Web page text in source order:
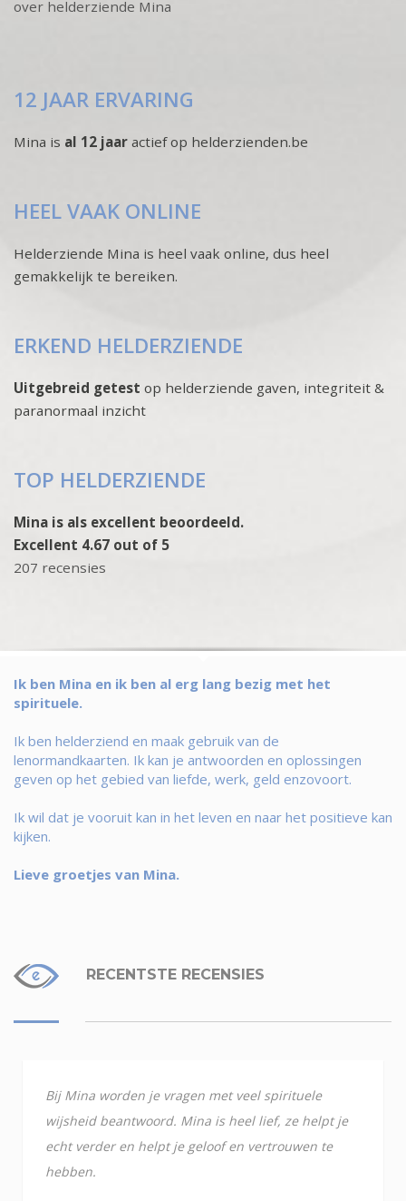
over helderziende Mina
12 JAAR ERVARING
Mina is al 12 jaar actief op helderzienden.be
HEEL VAAK ONLINE
Helderziende Mina is heel vaak online, dus heel
gemakkelijk te bereiken.
ERKEND HELDERZIENDE
Uitgebreid getest op helderziende gaven, integriteit &
paranormaal inzicht
TOP HELDERZIENDE
Mina is als excellent beoordeeld.
Excellent 4.67 out of 5
207 recensies
Ik ben Mina en ik ben al erg lang bezig met het
spirituele.
Ik ben helderziend en maak gebruik van de
lenormandkaarten. Ik kan je antwoorden en oplossingen
geven op het gebied van liefde, werk, geld enzovoort.
Ik wil dat je vooruit kan in het leven en naar het positieve kan
kijken.
Lieve groetjes van Mina.
RECENTSTE RECENSIES
Bij Mina worden je vragen met veel spirituele
wijsheid beantwoord. Mina is heel lief, ze helpt je
echt verder en helpt je geloof en vertrouwen te
hebben.